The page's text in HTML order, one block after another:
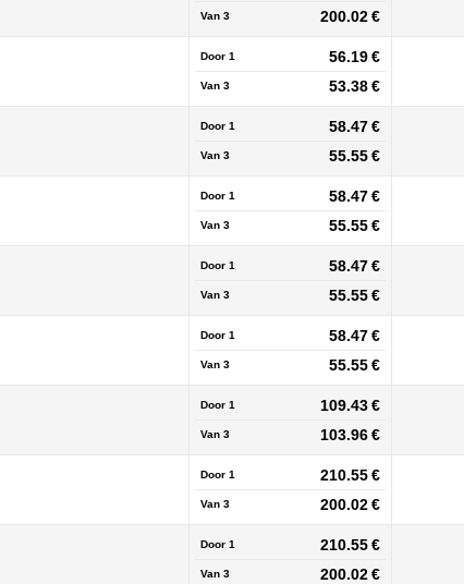
Van 3 200.02 €
Door 1 56.19 €
Van 3 53.38 €
Door 1 58.47 €
Van 3 55.55 €
Door 1 58.47 €
Van 3 55.55 €
Door 1 58.47 €
Van 3 55.55 €
Door 1 58.47 €
Van 3 55.55 €
Door 1 109.43 €
Van 3 103.96 €
Door 1 210.55 €
Van 3 200.02 €
Door 1 210.55 €
Van 3 200.02 €